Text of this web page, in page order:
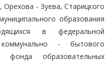
- Зуева, Старицкого
образования
в федеральной
- бытового
образовательных